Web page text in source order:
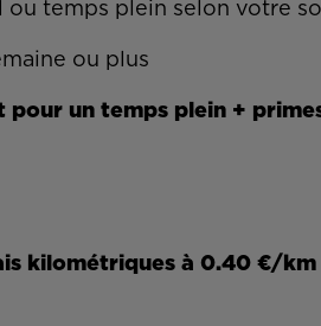
temps plein selon votre
ou plus
pour un temps plein +
kilométriques à 0.40 €/km